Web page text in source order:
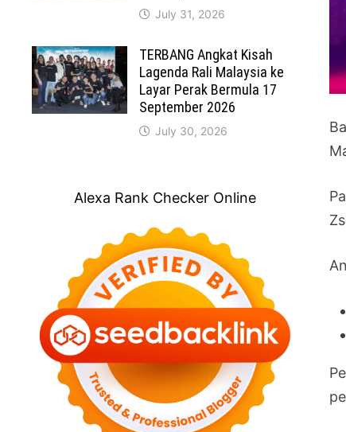
July 31, 2026
TERBANG Angkat Kisah
Lagenda Rali Malaysia ke
Layar Perak Bermula 17
September 2026
July 30, 2026
Alexa Rank Checker Online